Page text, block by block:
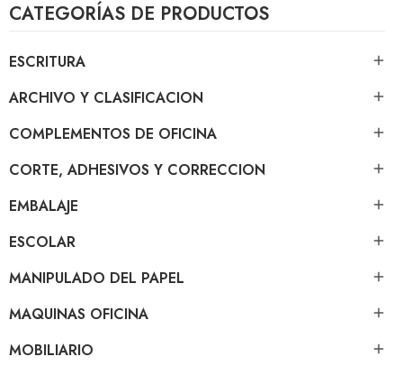
CATEGORÍAS DE PRODUCTOS
ESCRITURA 
ARCHIVO Y CLASIFICACION 
COMPLEMENTOS DE OFICINA 
CORTE, ADHESIVOS Y CORRECCION 
EMBALAJE 
ESCOLAR 
MANIPULADO DEL PAPEL 
MAQUINAS OFICINA 
MOBILIARIO 